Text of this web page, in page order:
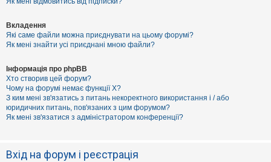
Вкладення
Які саме файли можна приєднувати на цьому форумі?
Як мені знайти усі приєднані мною файли?
Інформація про phpBB
Хто створив цей форум?
Чому на форумі немає функції X?
З ким мені зв'язатись з питань некоректного використання і / або
юридичних питань, пов'язаних з цим форумом?
Як мені зв'язатися з адміністратором конференції?
Вхід на форум і реєстрація